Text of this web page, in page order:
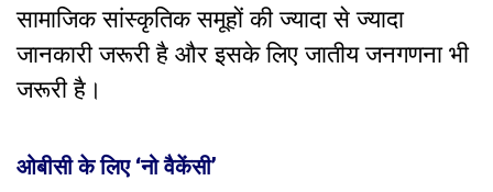
सामाजिक सांस्कृतिक समूहों की ज्यादा से ज्यादा
जानकारी जरूरी है और इसके लिए जातीय जनगणना भी
जरूरी है।
ओबीसी के लिए ‘नो वैकेंसी’